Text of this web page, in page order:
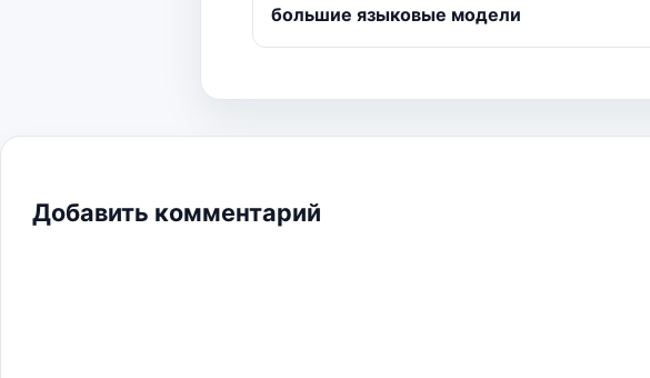
большие языковые модели
Добавить комментарий